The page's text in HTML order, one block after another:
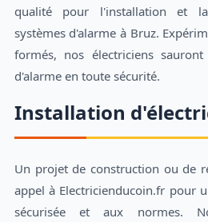
qualité pour l'installation et
systèmes d'alarme à Bruz.
formés, nos électriciens
d'alarme en toute sécurité.
Installation
Un projet de construction ou de
appel à Electricienducoin.fr pour
sécurisée et aux normes.